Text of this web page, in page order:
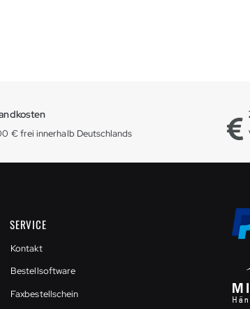
€ frei innerhalb Deutschlands
SERVICE
Kontakt
Bestellsoftware
Faxbestellschein